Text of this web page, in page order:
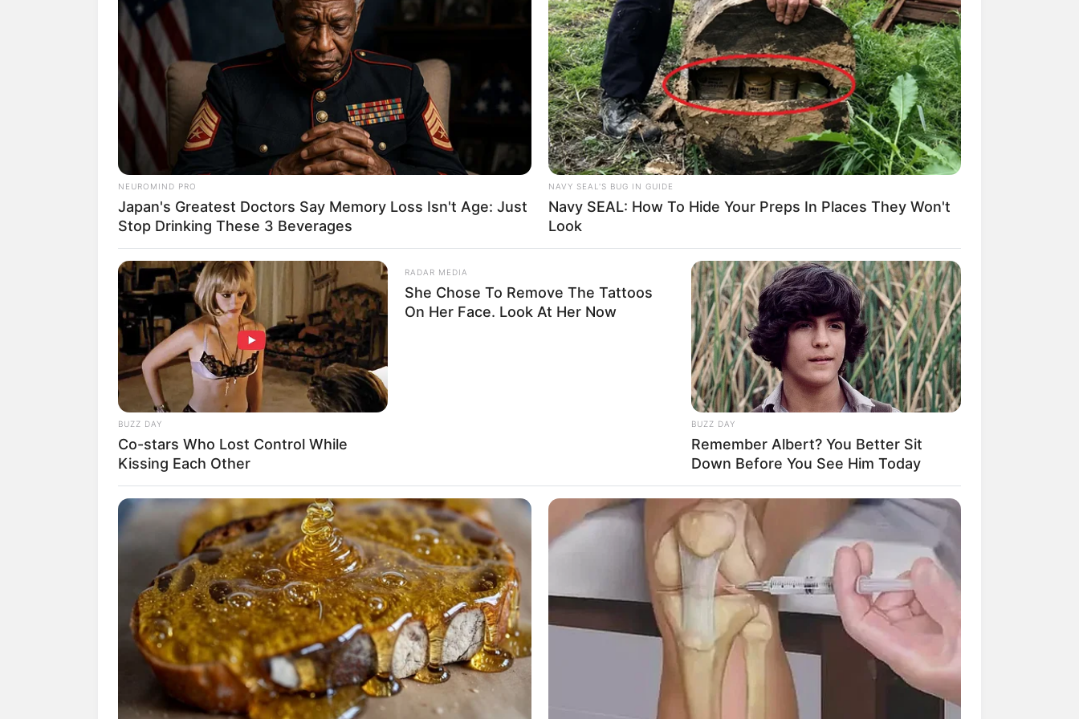
(foto: instagram/tissabiani)
Baca selengkapnya
Biodata & Profil
Nama Lengkap: Tissa Biani Azzahra
Nama Panggung: Tissa Biani
Nama Panggilan: Tissa
Tempat, Tanggal Lahir: Jakarta, 24 Juni 2002
Kewarganegaraan: Indonesia
8 Kata Lucu Seputar Malam
Minggu ala Jomblo yang Bikin
Ngenes
10 Desain Kanopi Tempat
Tidur, Serasa Beristirahat di
Kamar Raja
Tampil Lebih Modern, 7 Potret
Hasil Renovasi Rumah Berusia
90 Tahun
NEUROMIND PRO
Japan's Greatest Doctors Say Memory Loss Isn't Age: Just
Stop Drinking These 3 Beverages
NAVY SEAL'S BUG IN GUIDE
Navy SEAL: How To Hide Your Preps In Places They Won't
Look
BUZZ DAY
Co-stars Who Lost Control While
Kissing Each Other
RADAR MEDIA
She Chose To Remove The Tattoos
On Her Face. Look At Her Now
BUZZ DAY
Remember Albert? You Better Sit
Down Before You See Him Today